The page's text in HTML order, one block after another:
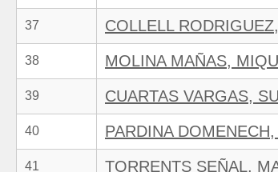
37 COLLELL
38 MOLINA MAÑAS,
39 CUARTAS VARGAS,
40 PARDINA
41 TORRENTS SEÑAL,